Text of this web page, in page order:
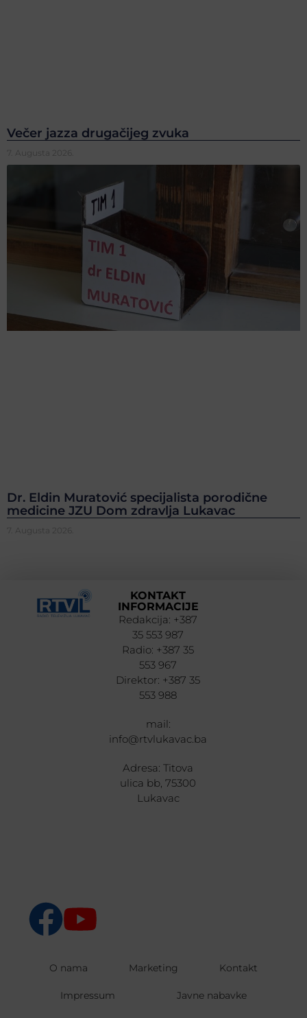
Večer jazza drugačijeg zvuka
7. Augusta 2026.
Dr. Eldin Muratović specijalista porodične
medicine JZU Dom zdravlja Lukavac
7. Augusta 2026.
KONTAKT
INFORMACIJE
Redakcija: +387
35 553 987
Radio: +387 35
553 967
Direktor: +387 35
553 988
mail:
info@rtvlukavac.ba
Adresa: Titova
ulica bb, 75300
Lukavac
O nama Marketing Kontakt
Impressum Javne nabavke